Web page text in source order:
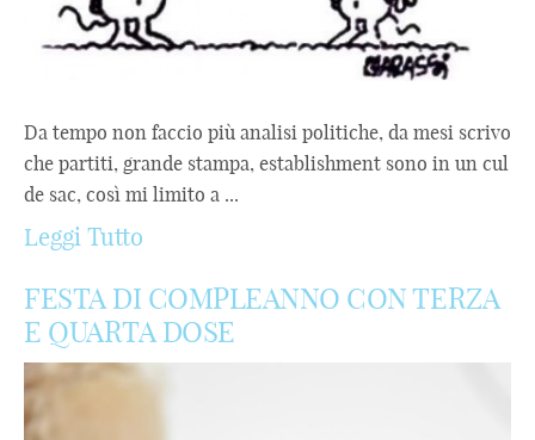
Da tempo non faccio più analisi politiche, da mesi scrivo
che partiti, grande stampa, establishment sono in un cul
de sac, così mi limito a ...
Leggi Tutto
FESTA DI COMPLEANNO CON TERZA
E QUARTA DOSE